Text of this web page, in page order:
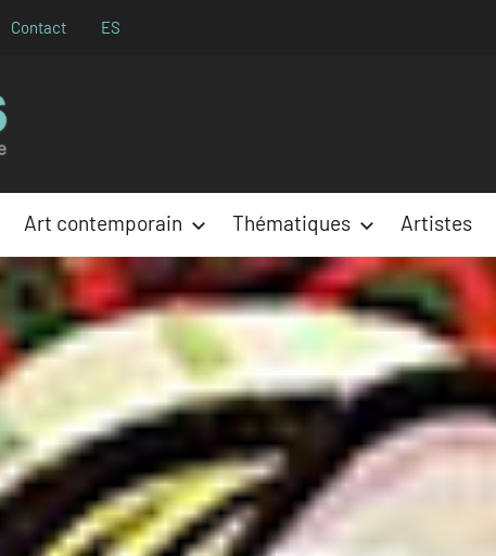
Contact ES
Art contemporain Thématiques Artistes